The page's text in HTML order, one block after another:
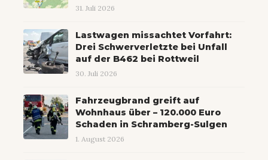
31. Juli 2026
Lastwagen missachtet Vorfahrt:
Drei Schwerverletzte bei Unfall
auf der B462 bei Rottweil
30. Juli 2026
Fahrzeugbrand greift auf
Wohnhaus über – 120.000 Euro
Schaden in Schramberg-Sulgen
1. August 2026